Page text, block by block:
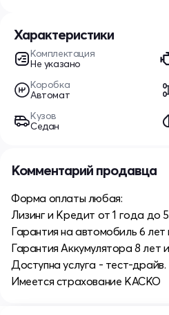
Характеристики
Комплектация
Не указано
Коробка
Автомат
Кузов
Седан
Комментарий продавца
Форма оплаты любая:
Лизинг и Кредит от 1 года до 5
Гарантия на автомобиль 6 лет
Гарантия Аккумулятора 8 лет
Доступна услуга - тест-драйв.
Имеется страхование КАСКО